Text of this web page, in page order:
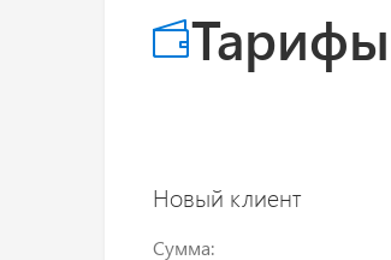
Тарифы
Новый клиент
Сумма: